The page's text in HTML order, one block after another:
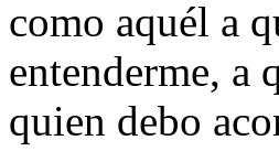
como aquél a
entenderme, a
quien debo